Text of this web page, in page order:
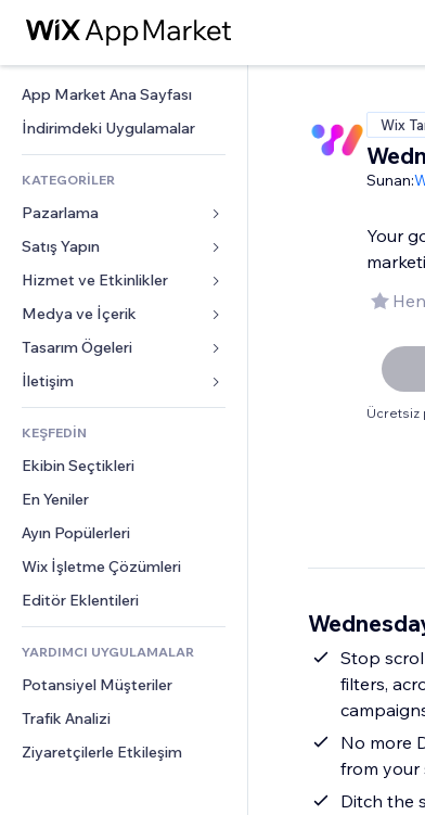
App Market Ana Sayfası
İndirimdeki Uygulamalar
KATEGORİLER
Pazarlama
Reklamlar
Mobil
Site Analizleri
Sosyal Ağ
Site Listeleri
E-posta
Satış Yapın
Mağazalar için uygulamalar
Gönderim ve Teslimat
Satış Düğmeleri
Muhasebe
Kuponlar ve Müşteri Sadakati
Depolama Çözümleri
Hizmet ve Etkinlikler
Oteller
Etkinlikler
Restoranlar
Emlak
Randevular
Medya ve İçerik
Galeri
Müzik
Podcast
Fotoğrafçılık
Video
PDF
Dosya Paylaşımı
Haberler
Tasarım Ögeleri
Haritalar ve Navigasyon
Gizlilik ve Güvenlik
Saat
Sayfa Şablonları
Görüntü Efektleri
Düğmeler ve Menüler
Afişler ve Rozetler
Hesap Makineleri
Arama
Hava Durumu
Grafik ve Tablolar
Formlar
Blog
Anketler
Sohbet
Yorumlar
Telefon
Topluluk
Değerlendirmeler ve Müşteri
KEŞFEDİN
Ekibin Seçtikleri
En Yeniler
Ayın Popülerleri
Wix İşletme Çözümleri
Editör Eklentileri
YARDIMCI UYGULAMALAR
Potansiyel Müşteriler
Trafik Analizi
Ziyaretçilerle Etkileşim
Wix
Sunan:
Your
Ücretsiz
Stop
filters,
No more
from your
Ditch the